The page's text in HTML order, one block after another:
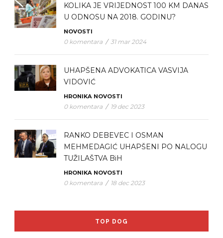
KOLIKA JE VRIJEDNOST 100 KM DANAS
U ODNOSU NA 2018. GODINU?
NOVOSTI
0 komentara / 31 mar 2024
UHAPŠENA ADVOKATICA VASVIJA
VIDOVIĆ
HRONIKA NOVOSTI
0 komentara / 19 dec 2023
RANKO DEBEVEC I OSMAN
MEHMEDAGIĆ UHAPŠENI PO NALOGU
TUŽILAŠTVA BiH
HRONIKA NOVOSTI
0 komentara / 18 dec 2023
TOP DOG